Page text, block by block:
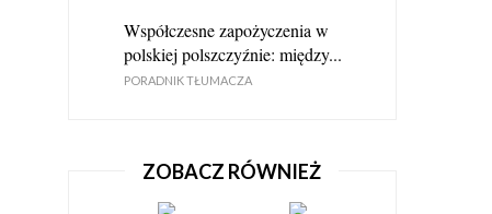
Współczesne zapożyczenia w
polskiej polszczyźnie: między...
PORADNIK TŁUMACZA
ZOBACZ RÓWNIEŻ